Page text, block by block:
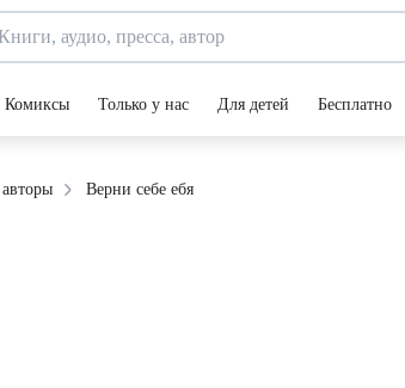
Комиксы Только у нас Для детей Бесплатно
Верни себе ебя